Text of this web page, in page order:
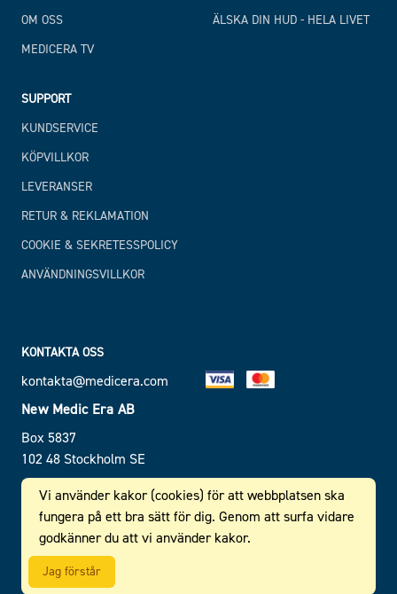
Vi använder kakor (cookies) för att webbplatsen ska
fungera på ett bra sätt för dig. Genom att surfa vidare
godkänner du att vi använder kakor.
Jag förstår
OM OSS
MEDICERA TV
ÄLSKA DIN HUD - HELA LIVET
SUPPORT
KUNDSERVICE
KÖPVILLKOR
LEVERANSER
RETUR & REKLAMATION
COOKIE & SEKRETESSPOLICY
ANVÄNDNINGSVILLKOR
KONTAKTA OSS
kontakta@medicera.com
New Medic Era AB
Box 5837
102 48 Stockholm SE
SE 556 610 464 101
© 2026 New Medic Era AB. All rights reserved.